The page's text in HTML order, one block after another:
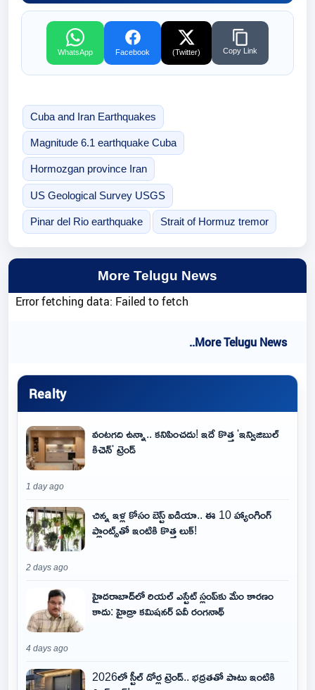
WhatsApp Facebook (Twitter) Copy Link
Cuba and Iran Earthquakes
Magnitude 6.1 earthquake Cuba
Hormozgan province Iran
US Geological Survey USGS
Pinar del Rio earthquake Strait of Hormuz tremor
More Telugu News
Error fetching data: Failed to fetch
..More Telugu News
Realty
వంటగది ఉన్నా.. కనిపించదు! ఇదే కొత్త 'ఇన్విజిబుల్
కిచెన్' ట్రెండ్
1 day ago
చిన్న ఇళ్ల కోసం బెస్ట్ ఐడియా.. ఈ 10 హ్యాంగింగ్
ప్లాంట్స్‌తో ఇంటికి కొత్త లుక్!
2 days ago
హైదరాబాద్‌లో రియల్ ఎస్టేట్ స్లంప్‌కు మేం కారణం
కాదు: హైడ్రా కమిషనర్ ఏవీ రంగనాథ్
4 days ago
2026లో స్టీల్ డోర్ల ట్రెండ్.. భద్రతతో పాటు ఇంటికి